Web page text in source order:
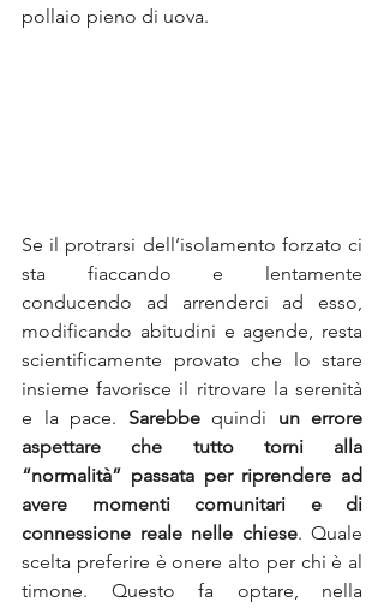
pollaio pieno di uova.
Se il protrarsi dell’isolamento forzato ci
sta fiaccando e lentamente
conducendo ad arrenderci ad esso,
modificando abitudini e agende, resta
scientificamente provato che lo stare
insieme favorisce il ritrovare la serenità
e la pace. Sarebbe quindi un errore
aspettare che tutto torni alla
“normalità” passata per riprendere ad
avere momenti comunitari e di
connessione reale nelle chiese. Quale
scelta preferire è onere alto per chi è al
timone. Questo fa optare, nella